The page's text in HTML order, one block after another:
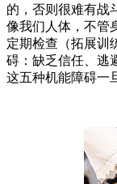
的，否则很难有战
像我们人体，不管
定期检查（拓展训
碍：缺乏信任、逃
这五种机能障碍一